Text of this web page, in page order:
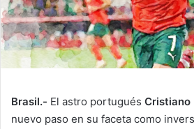
Brasil.- El astro portugués Cristiano
nuevo paso en su faceta como